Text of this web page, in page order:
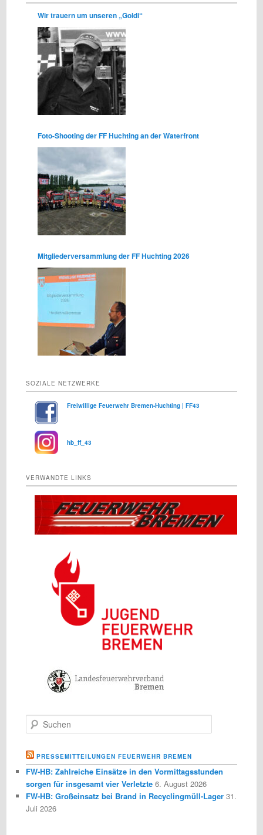
Wir trauern um unseren „Goldi“
Foto-Shooting der FF Huchting an der Waterfront
Mitgliederversammlung der FF Huchting 2026
SOZIALE NETZWERKE
Freiwillige Feuerwehr Bremen-Huchting | FF43
hb_ff_43
VERWANDTE LINKS
u
h
e
n
PRESSEMITTEILUNGEN FEUERWEHR BREMEN
FW-HB: Zahlreiche Einsätze in den Vormittagsstunden
sorgen für insgesamt vier Verletzte 6. August 2026
FW-HB: Großeinsatz bei Brand in Recyclingmüll-Lager 31.
Juli 2026